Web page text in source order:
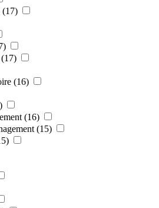
(17)
(17)
(16)
(16)
(15)